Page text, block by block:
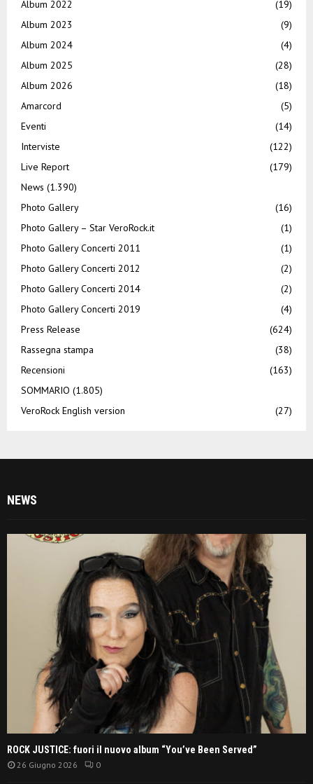
Album 2022
(19)
Album 2023
(9)
Album 2024
(4)
Album 2025
(28)
Album 2026
(18)
Amarcord
(5)
Eventi
(14)
Interviste
(122)
Live Report
(179)
News (1.390)
Photo Gallery
(16)
Photo Gallery – Star VeroRock.it
(1)
Photo Gallery Concerti 2011
(1)
Photo Gallery Concerti 2012
(2)
Photo Gallery Concerti 2014
(2)
Photo Gallery Concerti 2019
(4)
Press Release
(624)
Rassegna stampa
(38)
Recensioni
(163)
SOMMARIO (1.805)
VeroRock English version
(27)
NEWS
ROCK JUSTICE: fuori il nuovo album “You’ve Been Served”
26 Giugno 2026 0